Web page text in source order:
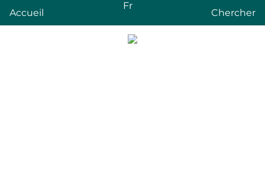
Accueil
Fr
Chercher